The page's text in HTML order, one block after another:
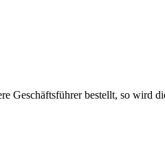
Geschäftsführer bestellt, so wird